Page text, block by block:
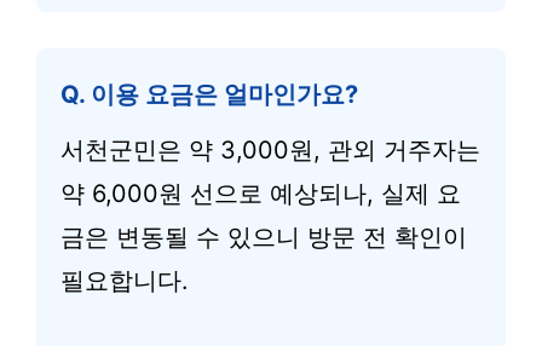
Q. 이용 요금은 얼마인가요?
서천군민은 약 3,000원, 관외 거주자는
약 6,000원 선으로 예상되나, 실제 요
금은 변동될 수 있으니 방문 전 확인이
필요합니다.